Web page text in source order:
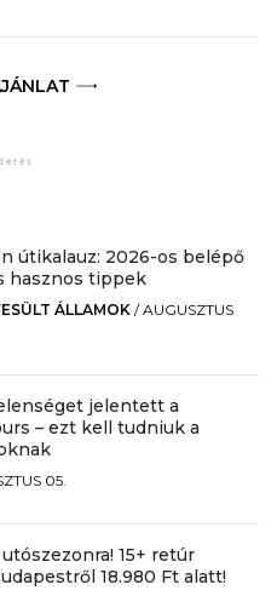
útikalauz: 2026-os belépő
hasznos tippek
ÁLLAMOK /AUGUSZTUS
jelentett a
– ezt kell tudniuk a
05.
15+ retúr
18.980 Ft alatt!